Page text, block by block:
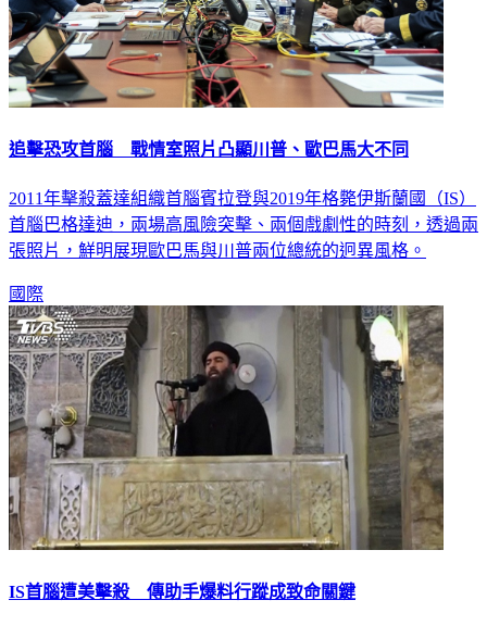
追擊恐攻首腦 戰情室照片凸顯川普、歐巴馬大不同
2011年擊殺蓋達組織首腦賓拉登與2019年格斃伊斯蘭國（IS）
首腦巴格達迪，兩場高風險突擊、兩個戲劇性的時刻，透過兩
張照片，鮮明展現歐巴馬與川普兩位總統的迥異風格。
國際
IS首腦遭美擊殺 傳助手爆料行蹤成致命關鍵